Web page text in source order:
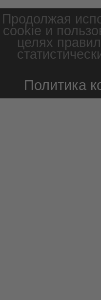
Продолжая
cookie и
целях
Политика